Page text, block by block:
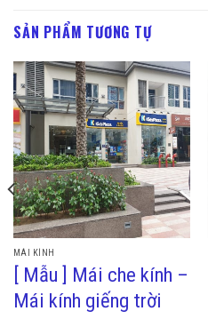
SẢN PHẨM TƯƠNG TỰ
MÁI KÍNH
[ Mẫu ] Mái che kính –
Mái kính giếng trời